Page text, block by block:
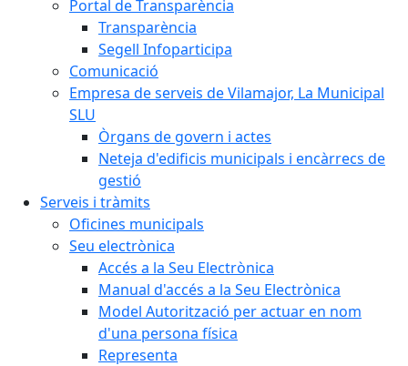
Portal de Transparència
Transparència
Segell Infoparticipa
Comunicació
Empresa de serveis de Vilamajor, La Municipal
SLU
Òrgans de govern i actes
Neteja d'edificis municipals i encàrrecs de
gestió
Serveis i tràmits
Oficines municipals
Seu electrònica
Accés a la Seu Electrònica
Manual d'accés a la Seu Electrònica
Model Autorització per actuar en nom
d'una persona física
Representa